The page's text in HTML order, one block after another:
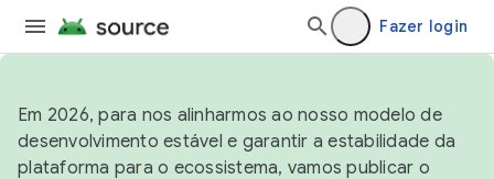
Fazer login
Em 2026, para nos alinharmos ao nosso modelo de
desenvolvimento estável e garantir a estabilidade da
plataforma para o ecossistema, vamos publicar o